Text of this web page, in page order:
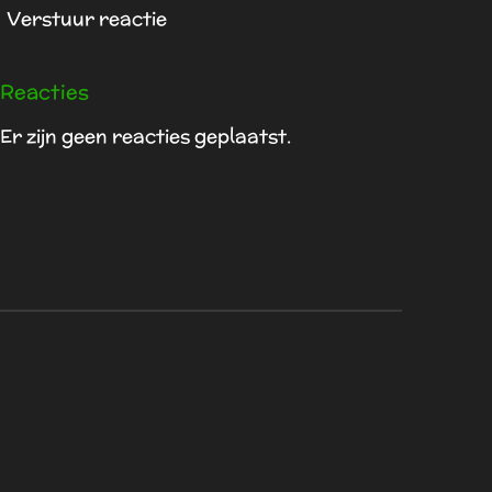
Verstuur reactie
Reacties
Er zijn geen reacties geplaatst.